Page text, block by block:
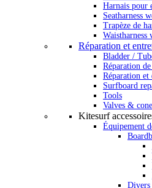
Harnais pour
Seatharness
Trapèze de
Waistharness
Réparation et
Bladder /
Réparation
Réparation et
Surfboard
Tools
Valves &
Kitesurf
Équipement
Divers